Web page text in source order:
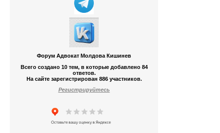
Форум Адвокат Молдова Кишинев
Всего создано 10 тем, в которые добавлено 84
ответов.
На сайте зарегистрирован 886 участников.
Регистрируйтесь